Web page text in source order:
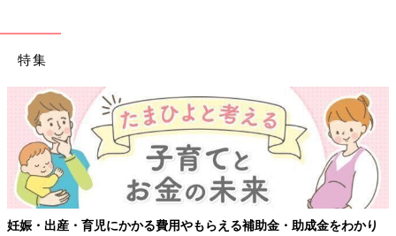
特集
妊娠・出産・育児にかかる費用やもらえる補助金・助成金をわかり